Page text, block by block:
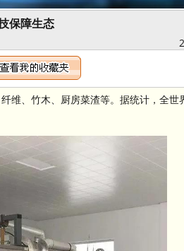
保障生态
维、竹木、厨房菜渣等。据统计，全